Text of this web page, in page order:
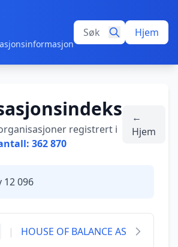
Hjem
registrert i
362 870
←
Hjem
12 096
| HOUSE OF BALANCE AS